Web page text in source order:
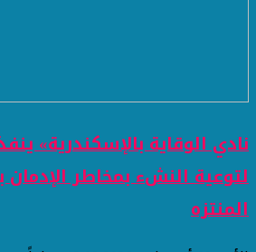
نادي الوقاية بالإسكندرية»
لتوعية النشء بمخاطر
المنتزه